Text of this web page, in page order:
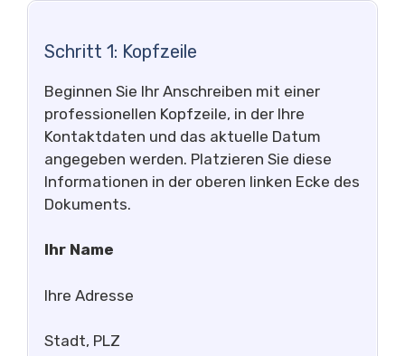
Schritt 1: Kopfzeile
Beginnen Sie Ihr Anschreiben mit einer
professionellen Kopfzeile, in der Ihre
Kontaktdaten und das aktuelle Datum
angegeben werden. Platzieren Sie diese
Informationen in der oberen linken Ecke des
Dokuments.
Ihr Name
Ihre Adresse
Stadt, PLZ